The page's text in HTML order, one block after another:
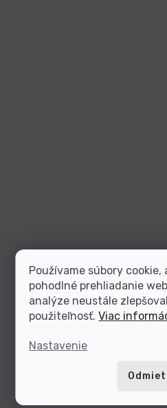
Používame súbory cookie,
pohodlné prehliadanie
analýze neustále
použiteľnosť.Viac
Nastavenie